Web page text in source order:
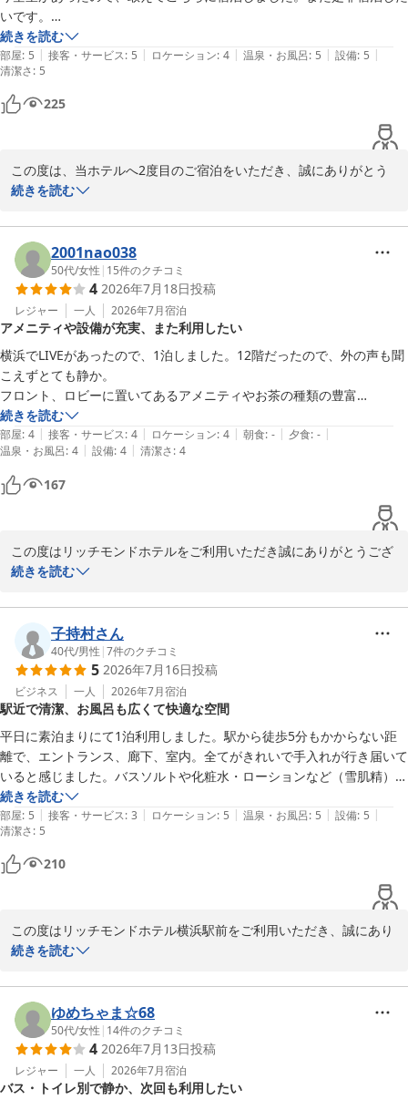
これからも、ご家族皆様に快適にお過ごしいただけるホテルを目指
してまいります。またのご利用をスタッフ一同、心よりお待ちして
おります。
リッチモンドホテル横浜駅前
2026-07-20
いです。
【よかった点】
・スタッフの対応◎
・18時チェックインのプランだったもののうっかりアーリーチェック
インで対応してもらえた
・ツインルームはバストイレ別でお風呂は洗い場や洗面器がありとても
でスポーツドリンクの粉末など配慮が素晴らしい！）
・メイク配慮が行き届いてると感じる。用鏡あり
・ランドリーコーナーの乾燥機能を使用したが少量なのになかなか湿っ
ていた
・アイロンセットを借りたがアイロン台が床に座って使用する仕様で使
い方に困った
続きを読む
部屋: 5 | 接客・サービス: 5 | ロケーション: 4 | 温泉・お風呂: 5 | 設備: 5 |
清潔さ: 5
225
この度は、当ホテルへ2度目のご宿泊をいただき、誠にありがとう
ございます。
す。
お風呂やパジャマ・各種アメニティなど、ご滞在中の細やかな点ま
でお褒めいただき光栄です。
これからもご満足いただけるよう努めて参ります。
一方で、ランドリーの乾燥機能やアイロン台につきましては、ご不
便をおかけし申し訳ございませんでした。
ランドリーの乾燥に関しましては、今後のメンテナンスの参考にさ
せていただきます。
また、アイロン台につきましては、ご不便を感じさせてしまい心苦
しい限りです。
貴重なご意見として共有し、今後の備品改善の検討材料とさせてい
ただきます。
今後もお客様に快適な空間を提供できるよう、サービス向上に努め
てまいります。
また横浜へお越しの際は、ぜひリッチモンドホテル横浜駅前をご利
お客様のまたのご来館をスタッフ一同、心よりお待ち申し上げてお
ります。
リッチモンドホテル横浜駅前
リッチモンドホテル横浜駅前
2026-07-20
続きを読む
2001nao038
50代/女性 | 15件のクチコミ
4 2026年7月18日投稿
レジャー 一人 2026年7月宿泊
アメニティや設備が充実、また利用したい
横浜でLIVEがあったので、1泊しました。12階だったので、外の声も聞
こえずとても静か。
フロント、ロビーに置いてあるアメニティやお茶の種類の豊富
入浴剤のエプソムソルトのサービス
に感激しました。
エレベーター前にウォーターサーバーがあり
お湯、常温、冷水と選べるのも最高です。
部屋の快適さ、空気清浄機、ベッド、シャワーの水圧、どれも素晴らし
続きを読む
部屋: 4 | 接客・サービス: 4 | ロケーション: 4 | 朝食: - | 夕食: - |
温泉・お風呂: 4 | 設備: 4 | 清潔さ: 4
167
この度はリッチモンドホテルをご利用いただき誠にありがとうござ
います。
横浜でのライブの際に当ホテルをお選びいただき、快適にお過ごし
いただけたご様子を伺い、大変嬉しく拝読いたしました。
12階のお部屋で静かにお休みいただけたことをはじめ、ロビーのア
メニティやお茶の種類、バスソルト、各階エレベーター前のウォー
ターサーバー、お部屋の空気清浄機やベッド、シャワーの水圧ま
で、多くの点にご満足いただけたとのお言葉は、スタッフにとって
何よりの励みでございます。
「また横浜でイベントがある際は宿泊したい」とのお言葉をいただ
き、大変光栄に存じます。
今後も皆様に快適で心地よいご滞在をご提供できるよう努めてまい
ります。また横浜へお越しの際にお迎えできますことを、スタッフ
リッチモンドホテル横浜駅前
リッチモンドホテル横浜駅前
2026-07-17
続きを読む
子持村さん
40代/男性 |7件のクチコミ
5 2026年7月16日投稿
ビジネス 一人 2026年7月宿泊
駅近で清潔、お風呂も広くて快適な空間
平日に素泊まりにて1泊利用しました。駅から徒歩5分もかからない距
離で、エントランス、廊下、室内。全てがきれいで手入れが行き届いて
いると感じました。バスソルトや化粧水・ローションなど（雪肌精）の
アメニティもうれしいサービスです。
室内はトイレ、風呂、洗面台が別々で、特にお風呂は足がのばせるくら
いの浴槽で、いわゆるビジネスホテルの風呂というよりも自宅並みにス
ペースもゆったりしていました。またトイレも新しく清潔に保たれてお
り快適でした。お水はウォーターサーバーから自分でもってくるスタイ
ルですが、それでも私は特に不満はありませんでした。チェックインか
いですが、不要な接触を避けれるという意味においてはありがたいで
す。横浜駅近郊で宿泊の際はまた利用したいと思わせるホテルでした。
続きを読む
部屋: 5 | 接客・サービス: 3 | ロケーション: 5 | 温泉・お風呂: 5 | 設備: 5 |
清潔さ: 5
210
この度はリッチモンドホテル横浜駅前をご利用いただき、誠にあり
がとうございます。
しました。
当ホテルは横浜駅きた西口より徒歩２分、横浜駅西口より徒歩４分
と、駅からのアクセスの良さを多くのお客様にご好評いただいてお
ります。
また、客室の設備やアメニティにつきましてもご満足いただけたよ
続きを読む
ゆめちゃま☆68
50代/女性 | 14件のクチコミ
4 2026年7月13日投稿
レジャー 一人 2026年7月宿泊
バス・トイレ別で静か、次回も利用したい